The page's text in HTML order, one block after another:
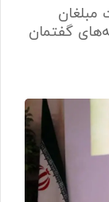
مبلغان
گفتمان